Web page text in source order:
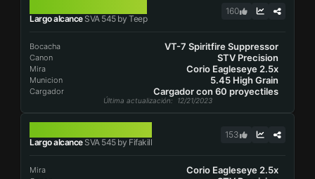
Largo alcanceSVA 545 by Teep
160
Bocacha VT-7 Spiritfire Suppressor
Canon STV Precision
Mira Corio Eagleseye 2.5x
Municion 5.45 High Grain
Cargador Cargador con 60 proyectiles
Última actualización: 12/21/2023
Largo alcanceSVA 545 by Fifakill
153
Mira Corio Eagleseye 2.5x